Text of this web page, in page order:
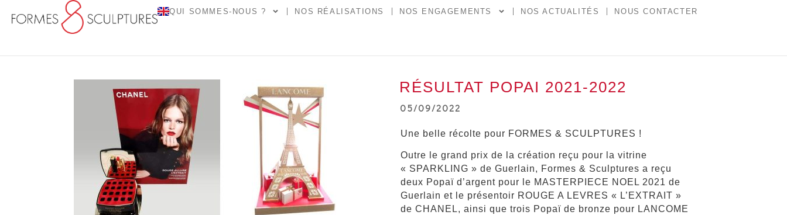
QUI SOMMES-NOUS ? NOS RÉALISATIONS NOS ENGAGEMENTS NOS ACTUALITÉS NOUS CONTACTER
RÉSULTAT POPAI 2021-2022
05/09/2022
Une belle récolte pour FORMES & SCULPTURES !
Outre le grand prix de la création reçu pour la vitrine
« SPARKLING » de Guerlain, Formes & Sculptures a reçu
deux Popaï d’argent pour le MASTERPIECE NOEL 2021 de
Guerlain et le présentoir ROUGE A LEVRES « L’EXTRAIT »
de CHANEL, ainsi que trois Popaï de bronze pour LANCOME